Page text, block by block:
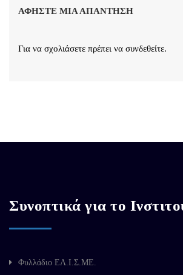
ΑΦΉΣΤΕ ΜΙΑ ΑΠΆΝΤΗΣΗ
Για να σχολιάσετε πρέπει να συνδεθείτε.
Συνοπτικά για το
Φυλλάδιο ΕΛ.Ι.Σ.ΜΕ.